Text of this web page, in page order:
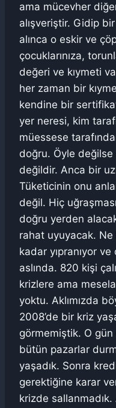
ama mücevher
alışveriştir. Gidip
alınca o eskir ve
çocuklarınıza,
değeri ve kıymeti
her zaman bir
kendine bir
yer neresi, kim
müessese
doğru. Öyle
değildir. Anca bir
Tüketicinin onu
değil. Hiç
doğru yerden
rahat uyuyacak.
kadar yıpranıyor
aslında. 820 kişi
krizlere ama
yoktu. Aklımızda
2008’de bir kriz
görmemiştik. O
bütün pazarlar
yaşadık. Sonra
gerektiğine karar
krizde